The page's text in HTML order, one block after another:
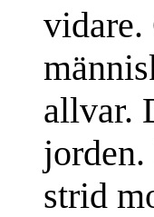
vidare.
allvar.
strid